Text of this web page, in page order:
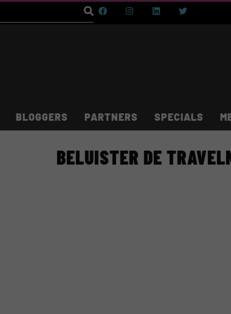
BLOGGERS PARTNERS SPECIALS
BELUISTER DE